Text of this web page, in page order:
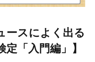
ースによく出る
「入門編」】